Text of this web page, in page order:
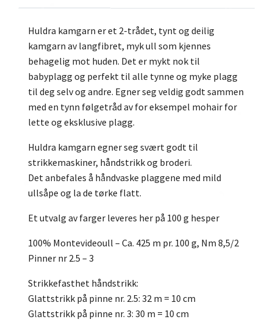
Huldra kamgarn er et 2-trådet, tynt og deilig
kamgarn av langfibret, myk ull som kjennes
behagelig mot huden. Det er mykt nok til
babyplagg og perfekt til alle tynne og myke plagg
til deg selv og andre. Egner seg veldig godt sammen
med en tynn følgetråd av for eksempel mohair for
lette og eksklusive plagg.
Huldra kamgarn egner seg svært godt til
strikkemaskiner, håndstrikk og broderi.
Det anbefales å håndvaske plaggene med mild
ullsåpe og la de tørke flatt.
Et utvalg av farger leveres her på 100 g hesper
100% Montevideoull – Ca. 425 m pr. 100 g, Nm 8,5/2
Pinner nr 2.5 – 3
Strikkefasthet håndstrikk:
Glattstrikk på pinne nr. 2.5: 32 m = 10 cm
Glattstrikk på pinne nr. 3: 30 m = 10 cm